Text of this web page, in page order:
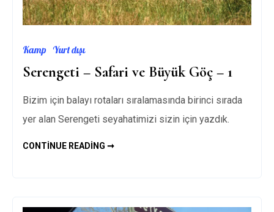
Kamp Yurt dışı
Serengeti – Safari ve Büyük Göç – 1
Bizim için balayı rotaları sıralamasında birinci sırada
yer alan Serengeti seyahatimizi sizin için yazdık.
CONTINUE READING ➞SERENGETI
1